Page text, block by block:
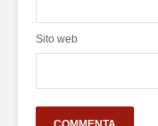
Sito web